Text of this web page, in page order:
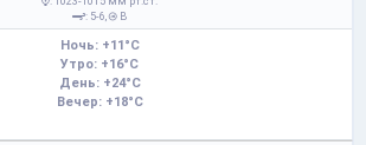
: 5-6,
В
Ночь: +11°C
Утро: +16°C
День: +24°C
Вечер: +18°C